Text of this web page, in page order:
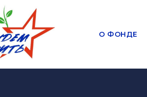
О ФОНДЕ